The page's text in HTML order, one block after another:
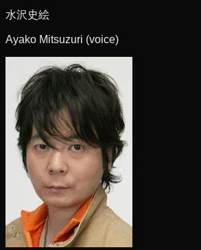
水沢史絵
Ayako Mitsuzuri (voice)